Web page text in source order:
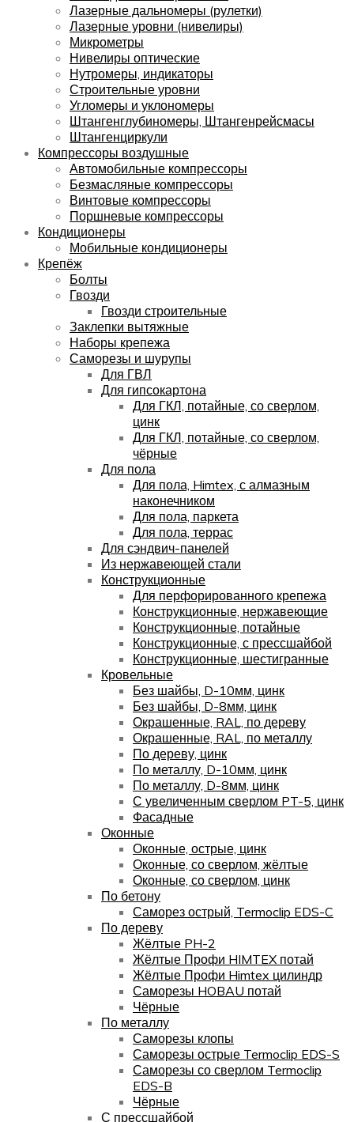
Лазерные дальномеры (рулетки)
Лазерные уровни (нивелиры)
Микрометры
Нивелиры оптические
Нутромеры, индикаторы
Строительные уровни
Угломеры и уклономеры
Штангенглубиномеры, Штангенрейсмасы
Штангенциркули
Компрессоры воздушные
Автомобильные компрессоры
Безмасляные компрессоры
Винтовые компрессоры
Поршневые компрессоры
Кондиционеры
Мобильные кондиционеры
Крепёж
Болты
Гвозди
Гвозди строительные
Заклепки вытяжные
Наборы крепежа
Саморезы и шурупы
Для ГВЛ
Для гипсокартона
Для ГКЛ, потайные, со сверлом,
цинк
Для ГКЛ, потайные, со сверлом,
чёрные
Для пола
Для пола, Himtex, с алмазным
наконечником
Для пола, паркета
Для пола, террас
Для сэндвич-панелей
Из нержавеющей стали
Конструкционные
Для перфорированного крепежа
Конструкционные, нержавеющие
Конструкционные, потайные
Конструкционные, с прессшайбой
Конструкционные, шестигранные
Кровельные
Без шайбы, D-10мм, цинк
Без шайбы, D-8мм, цинк
Окрашенные, RAL, по дереву
Окрашенные, RAL, по металлу
По дереву, цинк
По металлу, D-10мм, цинк
По металлу, D-8мм, цинк
С увеличенным сверлом PT-5, цинк
Фасадные
Оконные
Оконные, острые, цинк
Оконные, со сверлом, жёлтые
Оконные, со сверлом, цинк
По бетону
Саморез острый, Termoclip EDS-C
По дереву
Жёлтые PH-2
Жёлтые Профи HIMTEX потай
Жёлтые Профи Himtex цилиндр
Саморезы HOBAU потай
Чёрные
По металлу
Саморезы клопы
Саморезы острые Termoclip EDS-S
Саморезы со сверлом Termoclip
EDS-B
Чёрные
С прессшайбой